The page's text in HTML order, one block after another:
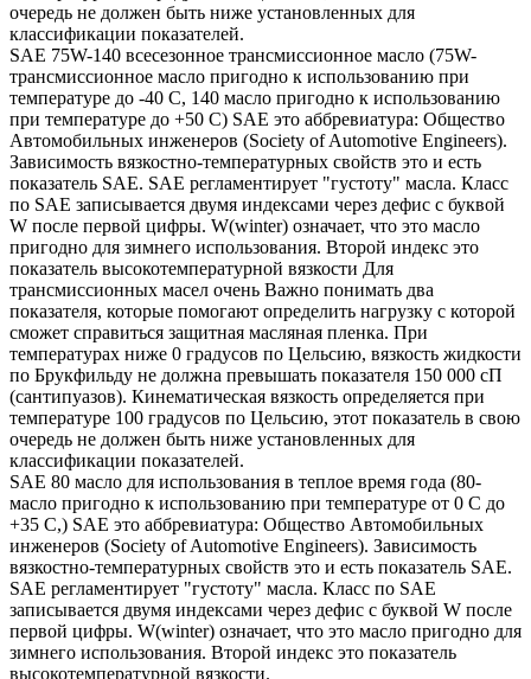
очередь не должен быть ниже установленных для
классификации показателей.
SAE 75W-140 всесезонное трансмиссионное масло (75W-
трансмиссионное масло пригодно к использованию при
температуре до -40 С, 140 масло пригодно к использованию
при температуре до +50 С) SAE это аббревиатура: Общество
Автомобильных инженеров (Society of Automotive Engineers).
Зависимость вязкостно-температурных свойств это и есть
показатель SAE. SAE регламентирует "густоту" масла. Класс
по SAE записывается двумя индексами через дефис с буквой
W после первой цифры. W(winter) означает, что это масло
пригодно для зимнего использования. Второй индекс это
показатель высокотемпературной вязкости Для
трансмиссионных масел очень Важно понимать два
показателя, которые помогают определить нагрузку с которой
сможет справиться защитная масляная пленка. При
температурах ниже 0 градусов по Цельсию, вязкость жидкости
по Брукфильду не должна превышать показателя 150 000 сП
(сантипуазов). Кинематическая вязкость определяется при
температуре 100 градусов по Цельсию, этот показатель в свою
очередь не должен быть ниже установленных для
классификации показателей.
SAE 80 масло для использования в теплое время года (80-
масло пригодно к использованию при температуре от 0 С до
+35 С,) SAE это аббревиатура: Общество Автомобильных
инженеров (Society of Automotive Engineers). Зависимость
вязкостно-температурных свойств это и есть показатель SAE.
SAE регламентирует "густоту" масла. Класс по SAE
записывается двумя индексами через дефис с буквой W после
первой цифры. W(winter) означает, что это масло пригодно для
зимнего использования. Второй индекс это показатель
высокотемпературной вязкости.